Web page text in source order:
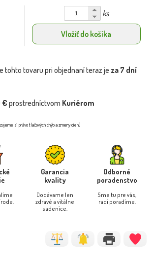
ks
Vložiť do košíka
tohto tovaru pri objednaní teraz je za 7 dní
€ prostredníctvom Kuriérom
si právo tlačových chýb a zmeny cien)
Garancia
kvality
Dodávame len
zdravé a vitálne
sadenice.
Odborné
poradenstvo
Sme tu pre vás,
radi poradíme.